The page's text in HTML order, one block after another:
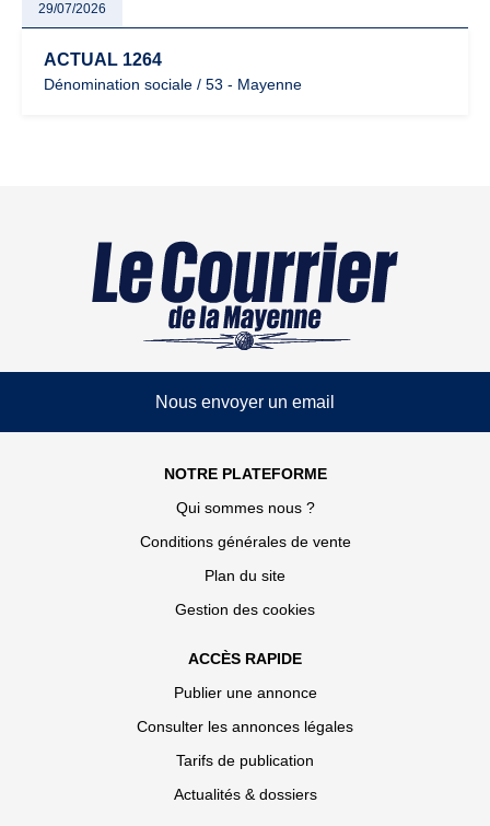
29/07/2026
ACTUAL 1264
Dénomination sociale / 53 - Mayenne
Nous envoyer un email
NOTRE PLATEFORME
Qui sommes nous ?
Conditions générales de vente
Plan du site
Gestion des cookies
ACCÈS RAPIDE
Publier une annonce
Consulter les annonces légales
Tarifs de publication
Actualités & dossiers